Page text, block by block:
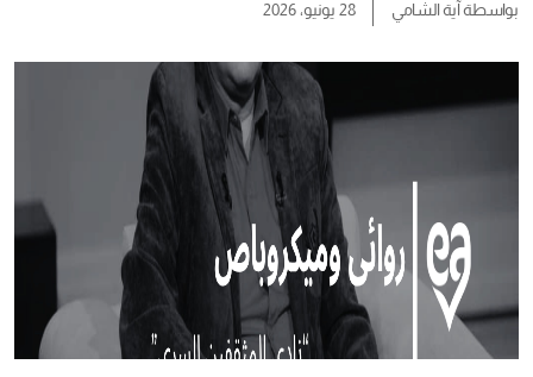
بواسطةآية الشامي 28 يونيو، 2026